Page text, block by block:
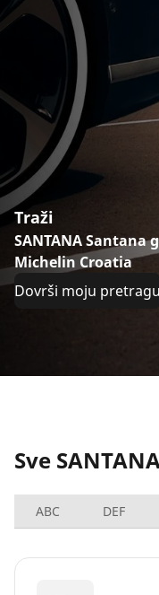
Traži
SANTANA Santana
Michelin Croatia
Dovrši moju pretragu
Sve
ABC DEF